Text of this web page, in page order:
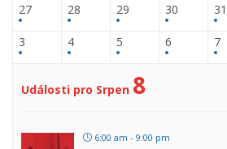
27 28 29 30 31
3 4 5 6 7
Události pro Srpen 8
6:00 am - 9:00 pm